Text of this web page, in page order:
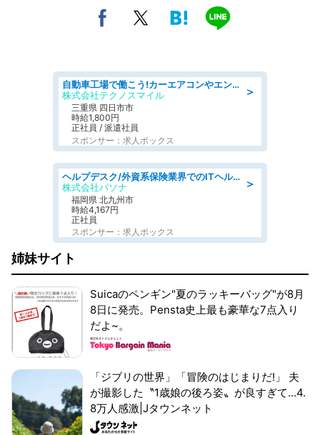
＞
自動車工場で働こう!カーエアコンやエンジンの製造・加工業務/寮完備 denso aichi
株式会社テクノスマイル
三重県 四日市市
時給1,800円
正社員 / 派遣社員
スポンサー：求人ボックス
＞
ヘルプデスク/外資系保険業界でのITヘルプデスク業務/駅近/即日勤務可/ヘルプデスク
株式会社パソナ
福岡県 北九州市
時給4,167円
正社員
スポンサー：求人ボックス
姉妹サイト
Suicaのペンギン"夏のラッキーバッグ"が8月
8日に発売。Pensta史上最も豪華な7点入り
だよ~。
「ジブリの世界」「冒険のはじまりだ!」 夫
が撮影した〝1歳娘の後ろ姿〟が良すぎて...4.
8万人感激|Jタウンネット